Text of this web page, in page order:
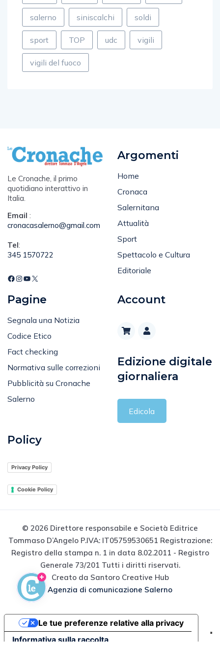
salerno siniscalchi soldi
sport TOP udc vigili
vigili del fuoco
Le Cronache, il primo
quotidiano interattivo in
Italia.
Email :
cronacasalerno@gmail.com
Tel:
345 1570722
Argomenti
Home
Cronaca
Salernitana
Attualità
Sport
Spettacolo e Cultura
Editoriale
Pagine
Segnala una Notizia
Codice Etico
Fact checking
Normativa sulle correzioni
Pubblicità su Cronache
Salerno
Account
Edizione digitale
giornaliera
Edicola
Policy
Privacy Policy
Cookie Policy
© 2026 Direttore responsabile e Società Editrice
Tommaso D’Angelo P.IVA: IT05759530651 Registrazione:
Registro della stampa n. 1 in data 8.02.2011 - Registro
Generale 73/201 Tutti i diritti riservati.
Creato da Santoro Creative Hub
Agenzia di comunicazione Salerno
Informativa sulla raccolta
Le tue preferenze relative alla privacy